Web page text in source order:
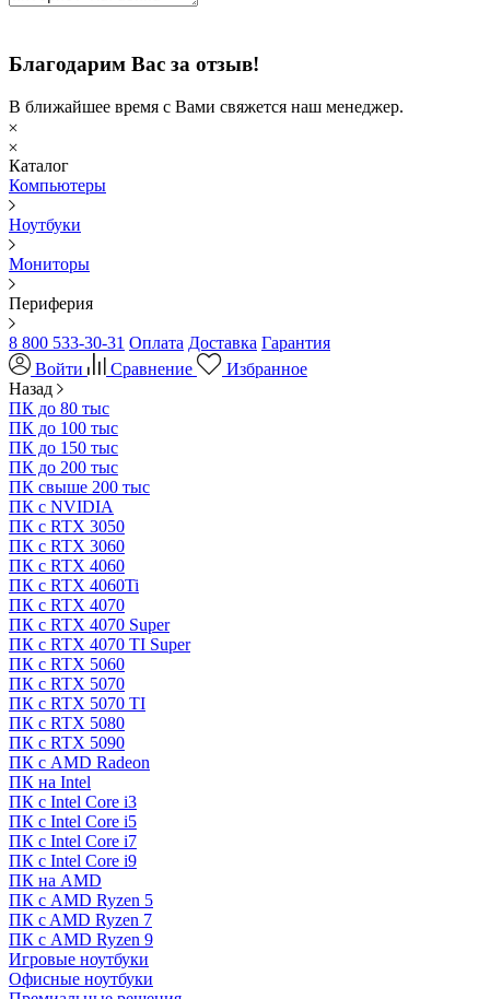
Благодарим Вас за отзыв!
В ближайшее время с Вами свяжется наш менеджер.
Каталог
Компьютеры
Ноутбуки
Мониторы
Периферия
8 800 533-30-31 Оплата Доставка Гарантия
Войти
Сравнение
Избранное
Назад
ПК до 80 тыс
ПК до 100 тыс
ПК до 150 тыс
ПК до 200 тыс
ПК свыше 200 тыс
ПК с NVIDIA
ПК с RTX 3050
ПК с RTX 3060
ПК с RTX 4060
ПК с RTX 4060Ti
ПК с RTX 4070
ПК с RTX 4070 Super
ПК с RTX 4070 TI Super
ПК с RTX 5060
ПК с RTX 5070
ПК с RTX 5070 TI
ПК с RTX 5080
ПК с RTX 5090
ПК с AMD Radeon
ПК на Intel
ПК с Intel Core i3
ПК с Intel Core i5
ПК с Intel Core i7
ПК с Intel Core i9
ПК на AMD
ПК с AMD Ryzen 5
ПК c AMD Ryzen 7
ПК с AMD Ryzen 9
Игровые ноутбуки
Офисные ноутбуки